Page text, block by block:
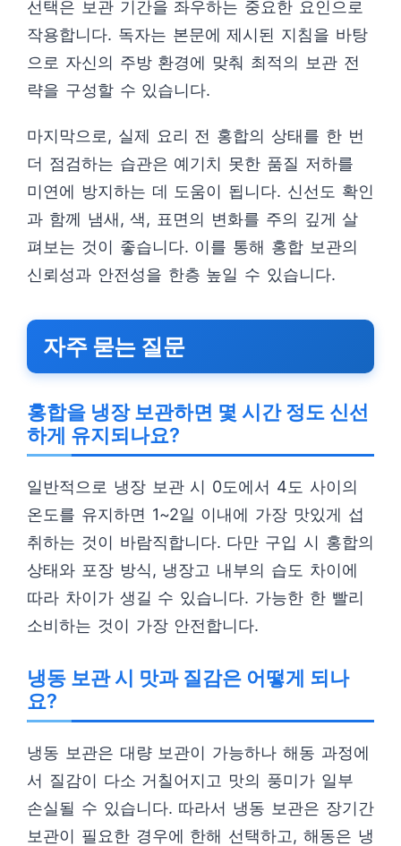
선택은 보관 기간을 좌우하는 중요한 요인으로
작용합니다. 독자는 본문에 제시된 지침을 바탕
으로 자신의 주방 환경에 맞춰 최적의 보관 전
략을 구성할 수 있습니다.
마지막으로, 실제 요리 전 홍합의 상태를 한 번
더 점검하는 습관은 예기치 못한 품질 저하를
미연에 방지하는 데 도움이 됩니다. 신선도 확인
과 함께 냄새, 색, 표면의 변화를 주의 깊게 살
펴보는 것이 좋습니다. 이를 통해 홍합 보관의
신뢰성과 안전성을 한층 높일 수 있습니다.
자주 묻는 질문
홍합을 냉장 보관하면 몇 시간 정도 신선
하게 유지되나요?
일반적으로 냉장 보관 시 0도에서 4도 사이의
온도를 유지하면 1~2일 이내에 가장 맛있게 섭
취하는 것이 바람직합니다. 다만 구입 시 홍합의
상태와 포장 방식, 냉장고 내부의 습도 차이에
따라 차이가 생길 수 있습니다. 가능한 한 빨리
소비하는 것이 가장 안전합니다.
냉동 보관 시 맛과 질감은 어떻게 되나
요?
냉동 보관은 대량 보관이 가능하나 해동 과정에
서 질감이 다소 거칠어지고 맛의 풍미가 일부
손실될 수 있습니다. 따라서 냉동 보관은 장기간
보관이 필요한 경우에 한해 선택하고, 해동은 냉